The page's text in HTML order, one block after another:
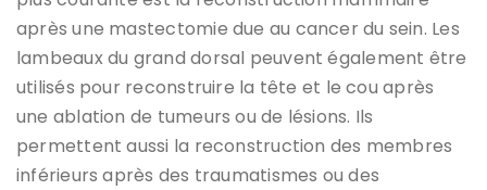
après une mastectomie due au cancer du sein. Les
lambeaux du grand dorsal peuvent également être
utilisés pour reconstruire la tête et le cou après
une ablation de tumeurs ou de lésions. Ils
permettent aussi la reconstruction des membres
inférieurs après des traumatismes ou des